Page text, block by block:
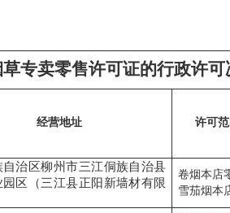
专卖零售许可证的行政许
经营地址 许可范
自治区柳州市三江侗族自治县
区（三江县正阳新墙材有限
卷烟本店
雪茄烟本